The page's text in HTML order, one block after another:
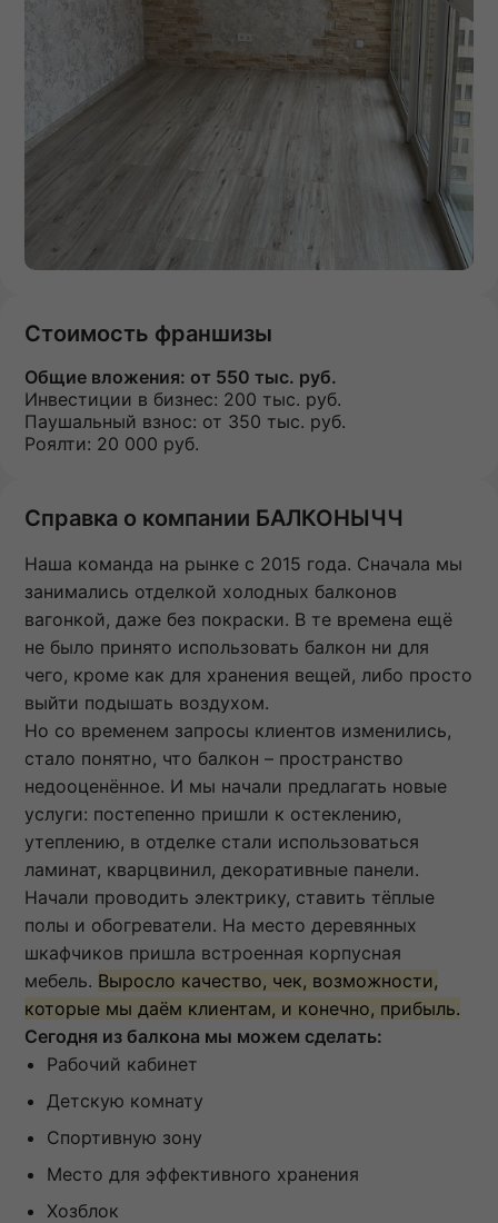
Стоимость франшизы
Общие вложения: от 550 тыс. руб.
Инвестиции в бизнес: 200 тыс. руб.
Паушальный взнос: от 350 тыс. руб.
Роялти: 20 000 руб.
Справка о компании БАЛКОНЫЧЧ
Наша команда на рынке с 2015 года. Сначала мы
занимались отделкой холодных балконов
вагонкой, даже без покраски. В те времена ещё
не было принято использовать балкон ни для
чего, кроме как для хранения вещей, либо просто
выйти подышать воздухом.
Но со временем запросы клиентов изменились,
стало понятно, что балкон – пространство
недооценённое. И мы начали предлагать новые
услуги: постепенно пришли к остеклению,
утеплению, в отделке стали использоваться
ламинат, кварцвинил, декоративные панели.
Начали проводить электрику, ставить тёплые
полы и обогреватели. На место деревянных
шкафчиков пришла встроенная корпусная
мебель. Выросло качество, чек, возможности,
которые мы даём клиентам, и конечно, прибыль.
Сегодня из балкона мы можем сделать:
Рабочий кабинет
Детскую комнату
Спортивную зону
Место для эффективного хранения
Хозблок